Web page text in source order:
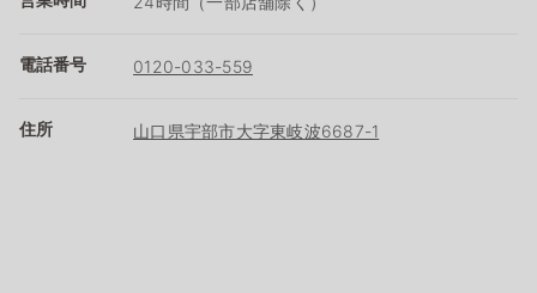
電話番号 0120-033-559
住所 山口県宇部市大字東岐波6687-1